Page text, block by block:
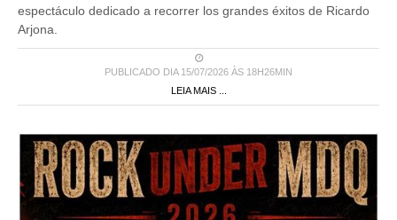
espectáculo dedicado a recorrer los grandes éxitos de Ricardo
Arjona.
PUBLICADO DIA 15/07/2026 ÀS 18H26MIN
LEIA MAIS ...